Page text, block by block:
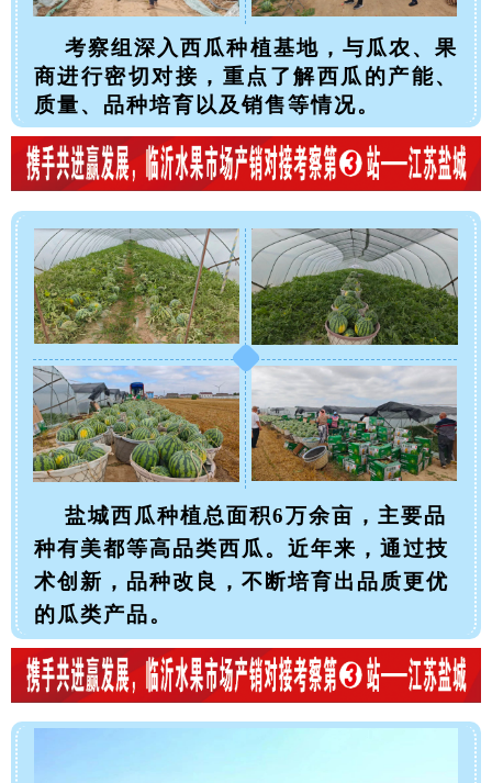
考察组深入西瓜种植基地，与瓜农、果
商进行密切对接，重点了解西瓜的产能、
质量、品种培育以及销售等情况。
盐城西瓜种植总面积6万余亩，主要品
种有美都等高品类西瓜。近年来，通过技
术创新，品种改良，不断培育出品质更优
的瓜类产品。